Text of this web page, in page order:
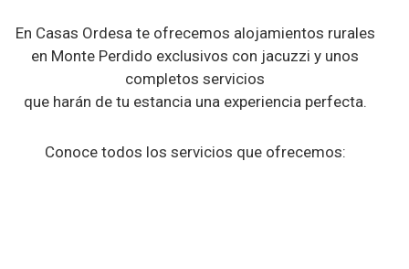
En Casas Ordesa te ofrecemos alojamientos rurales
en Monte Perdido exclusivos con jacuzzi y unos
completos servicios
que harán de tu estancia una experiencia perfecta.
Conoce todos los servicios que ofrecemos: